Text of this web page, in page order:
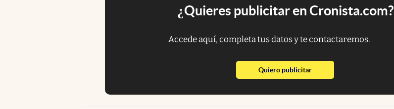
¿Quieres publicitar en Cronista.com?
Accede aquí, completa tus datos y te contactaremos.
Quiero publicitarabre en nueva pestaña